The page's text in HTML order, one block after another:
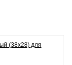
(38х28) для